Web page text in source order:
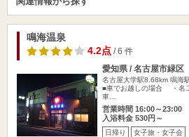
鳴海温泉
4.2点/ 6 件
愛知県 / 名古屋市緑区
名古屋大学駅8.68km 鳴海
■車でお越しの場合 ・名
車…
営業時間 16:00～23:00
入浴料金 530円～
日帰り 女子旅・女子会